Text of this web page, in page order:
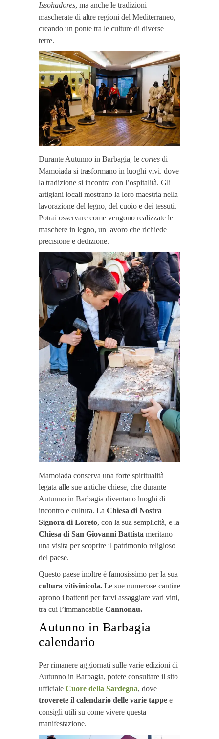
Issohadores, ma anche le tradizioni
mascherate di altre regioni del Mediterraneo,
creando un ponte tra le culture di diverse
terre.
Durante Autunno in Barbagia, le cortes di
Mamoiada si trasformano in luoghi vivi, dove
la tradizione si incontra con l’ospitalità. Gli
artigiani locali mostrano la loro maestria nella
lavorazione del legno, del cuoio e dei tessuti.
Potrai osservare come vengono realizzate le
maschere in legno, un lavoro che richiede
precisione e dedizione.
Mamoiada conserva una forte spiritualità
legata alle sue antiche chiese, che durante
Autunno in Barbagia diventano luoghi di
incontro e cultura. La Chiesa di Nostra
Signora di Loreto, con la sua semplicità, e la
Chiesa di San Giovanni Battista meritano
una visita per scoprire il patrimonio religioso
del paese.
Questo paese inoltre è famosissimo per la sua
cultura vitivinicola. Le sue numerose cantine
aprono i battenti per farvi assaggiare vari vini,
tra cui l’immancabile Cannonau.
Autunno in Barbagia
calendario
Per rimanere aggiornati sulle varie edizioni di
Autunno in Barbagia, potete consultare il sito
ufficiale Cuore della Sardegna, dove
troverete il calendario delle varie tappe e
consigli utili su come vivere questa
manifestazione.